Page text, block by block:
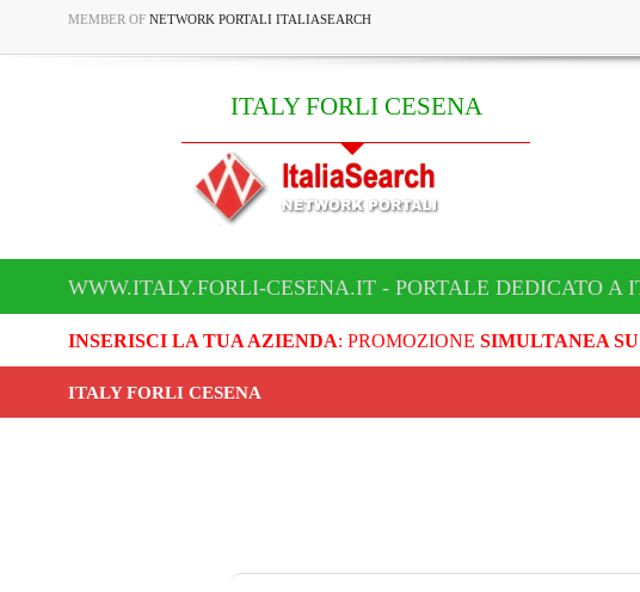
MEMBER OF NETWORK PORTALI ITALIASEARCH
ITALY FORLI CESENA
WWW.ITALY.FORLI-CESENA.IT - PORTALE DEDICATO A
INSERISCI LA TUA AZIENDA: PROMOZIONE SIMULTANEA
ITALY FORLI CESENA